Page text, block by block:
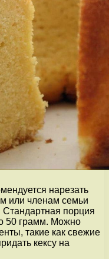
нарезать
или членам семьи
Стандартная порция
50 грамм. Можно
такие как свежие
кексу на